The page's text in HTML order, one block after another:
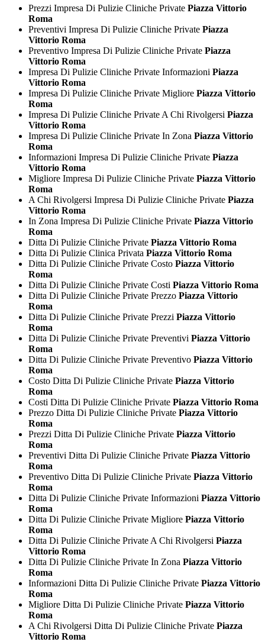
Prezzi Impresa Di Pulizie Cliniche Private Piazza Vittorio
Roma
Preventivi Impresa Di Pulizie Cliniche Private Piazza
Vittorio Roma
Preventivo Impresa Di Pulizie Cliniche Private Piazza
Vittorio Roma
Impresa Di Pulizie Cliniche Private Informazioni Piazza
Vittorio Roma
Impresa Di Pulizie Cliniche Private Migliore Piazza Vittorio
Roma
Impresa Di Pulizie Cliniche Private A Chi Rivolgersi Piazza
Vittorio Roma
Impresa Di Pulizie Cliniche Private In Zona Piazza Vittorio
Roma
Informazioni Impresa Di Pulizie Cliniche Private Piazza
Vittorio Roma
Migliore Impresa Di Pulizie Cliniche Private Piazza Vittorio
Roma
A Chi Rivolgersi Impresa Di Pulizie Cliniche Private Piazza
Vittorio Roma
In Zona Impresa Di Pulizie Cliniche Private Piazza Vittorio
Roma
Ditta Di Pulizie Cliniche Private Piazza Vittorio Roma
Ditta Di Pulizie Clinica Privata Piazza Vittorio Roma
Ditta Di Pulizie Cliniche Private Costo Piazza Vittorio
Roma
Ditta Di Pulizie Cliniche Private Costi Piazza Vittorio Roma
Ditta Di Pulizie Cliniche Private Prezzo Piazza Vittorio
Roma
Ditta Di Pulizie Cliniche Private Prezzi Piazza Vittorio
Roma
Ditta Di Pulizie Cliniche Private Preventivi Piazza Vittorio
Roma
Ditta Di Pulizie Cliniche Private Preventivo Piazza Vittorio
Roma
Costo Ditta Di Pulizie Cliniche Private Piazza Vittorio
Roma
Costi Ditta Di Pulizie Cliniche Private Piazza Vittorio Roma
Prezzo Ditta Di Pulizie Cliniche Private Piazza Vittorio
Roma
Prezzi Ditta Di Pulizie Cliniche Private Piazza Vittorio
Roma
Preventivi Ditta Di Pulizie Cliniche Private Piazza Vittorio
Roma
Preventivo Ditta Di Pulizie Cliniche Private Piazza Vittorio
Roma
Ditta Di Pulizie Cliniche Private Informazioni Piazza Vittorio
Roma
Ditta Di Pulizie Cliniche Private Migliore Piazza Vittorio
Roma
Ditta Di Pulizie Cliniche Private A Chi Rivolgersi Piazza
Vittorio Roma
Ditta Di Pulizie Cliniche Private In Zona Piazza Vittorio
Roma
Informazioni Ditta Di Pulizie Cliniche Private Piazza Vittorio
Roma
Migliore Ditta Di Pulizie Cliniche Private Piazza Vittorio
Roma
A Chi Rivolgersi Ditta Di Pulizie Cliniche Private Piazza
Vittorio Roma